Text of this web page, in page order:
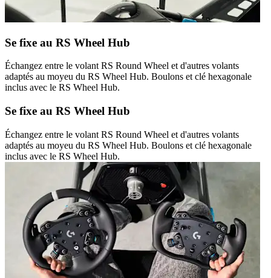
Se fixe au RS Wheel Hub
Échangez entre le volant RS Round Wheel et d'autres volants
adaptés au moyeu du RS Wheel Hub. Boulons et clé hexagonale
inclus avec le RS Wheel Hub.
Se fixe au RS Wheel Hub
Échangez entre le volant RS Round Wheel et d'autres volants
adaptés au moyeu du RS Wheel Hub. Boulons et clé hexagonale
inclus avec le RS Wheel Hub.